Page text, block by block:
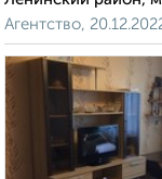
Агентство,